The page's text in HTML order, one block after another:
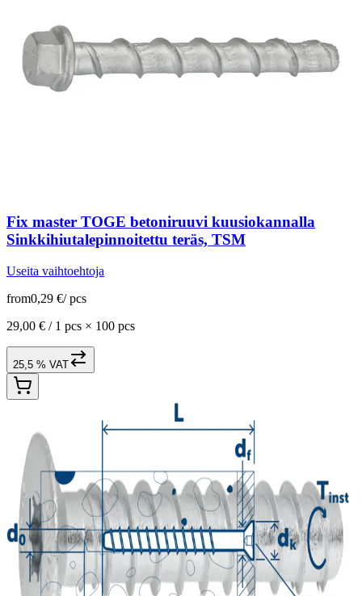
Fix master TOGE betoniruuvi kuusiokannalla
Sinkkihiutalepinnoitettu teräs, TSM
Useita vaihtoehtoja
from0,29 €/ pcs
29,00 € / 1 pcs × 100 pcs
25,5 % VAT